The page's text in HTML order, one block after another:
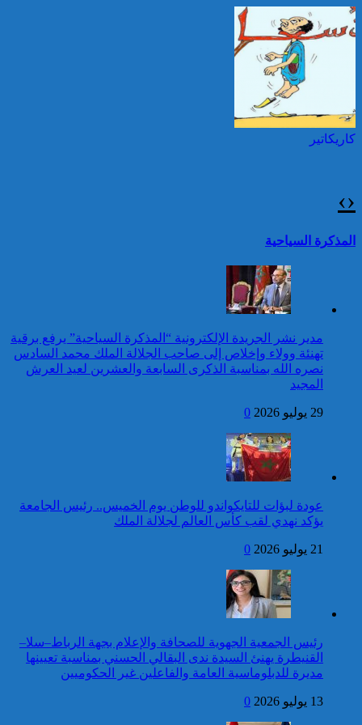
قرابة ألف حريق في غابات
كندا وسحب الدخان تصل
إلى الشمال الشرقي
حرائق الغابات : الاتحاد
لدعم فرنسا والبرتغال
حصيلة حوادث السير
بالمناطق الحضرية خلال
الأسبوع المنصرم
حصيلة حوادث السير
بالمناطق الحضرية خلال
الأسبوع المنصرم
العرش المجيد
برقية تهنئة إلى جلالة الملك
من رئيس إثيوبيا بمناسبة عيد
العرش المجيد
برقية تهنئة إلى جلالة الملك
من الرئيس الانتقالي
لجمهورية مالي، رئيس الدولة،
بمناسبة عيد العرش المجيد
من رئيس جمهورية النيجر
بمناسبة عيد العرش المجيد
توقيف شخصين هددا شرطيا
بسكينين خلال محاولة سرقة ليلا
تقرير: 67,7% من الأشخاص في
وضعية إعاقة لم يبلغوا أي مستوى
المديرية العامة للأمن الوطني تؤكد
بريطانية بشأن “اعتقال” مواطن
بريطاني عارية من الصحة
توقيف شخص للاشتباه في تورطه
في ارتكاب جريمة السرقة
المقرونة بالضرب والجرح المفضي
للموت كان ضحيتها مواطن أجنبي
بتارودانت
كاريكاتير
كاريكاتير
كاريكاتير
‹
›
المذكرة السياحية
مدير نشر الجريدة الإلكترونية “المذكرة السياحية” يرفع برقية
تهنئة وولاء وإخلاص إلى صاحب الجلالة الملك محمد السادس
نصره الله بمناسبة الذكرى السابعة والعشرين لعيد العرش
المجيد
29 يوليو 2026 0
عودة لبؤات للتايكواندو للوطن يوم الخميس.. رئيس الجامعة
يؤكد نهدي لقب كأس العالم لجلالة الملك
21 يوليو 2026 0
رئيس الجمعية الجهوية للصحافة والإعلام بجهة الرباط–سلا–
القنيطرة يهنئ السيدة ندى البقالي الحسني بمناسبة تعيينها
مديرة للدبلوماسية العامة والفاعلين غير الحكوميين
13 يوليو 2026 0